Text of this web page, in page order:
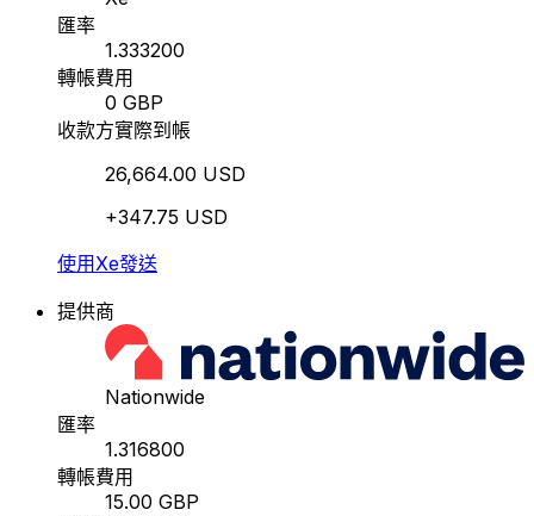
匯率
1.333200
轉帳費用
0 GBP
收款方實際到帳
26,664.00 USD
+347.75 USD
使用Xe發送
提供商
Nationwide
匯率
1.316800
轉帳費用
15.00 GBP